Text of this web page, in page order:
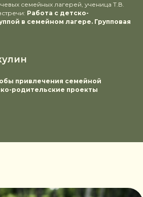
семейных лагерей, ученица Т.В.
Работа с детско-
в семейном лагере. Групповая
привлечения семейной
родительские проекты